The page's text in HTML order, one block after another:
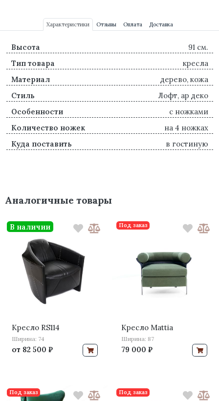
Характеристики Отзывы Оплата Доставка
Высота
91 см.
Тип товара
кресла
Материал
дерево, кожа
Стиль
Лофт, ар деко
Особенности
с ножками
Количество ножек
на 4 ножках
Куда поставить
в гостиную
Аналогичные товары
Кресло RS114
Ширина: 74
от 82 500 ₽
В наличии
Кресло Mattia
Ширина: 87
79 000 ₽
Под заказ
Под заказ Под заказ